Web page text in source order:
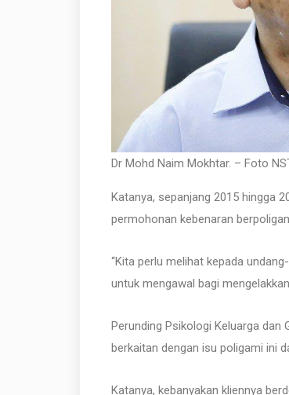
Dr Mohd Naim Mokhtar. – Foto
Katanya, sepanjang 2015 hingga
permohonan kebenaran
“Kita perlu melihat kepada
untuk mengawal bagi
Perunding Psikologi Keluarga dan
berkaitan dengan isu poligami ini
Katanya, kebanyakan kliennya